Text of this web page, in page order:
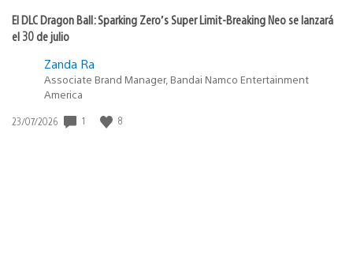
El DLC Dragon Ball: Sparking Zero’s Super Limit-Breaking Neo se lanzará
el 30 de julio
Zanda Ra
Associate Brand Manager, Bandai Namco Entertainment
America
Fecha
23/07/2026 1 8